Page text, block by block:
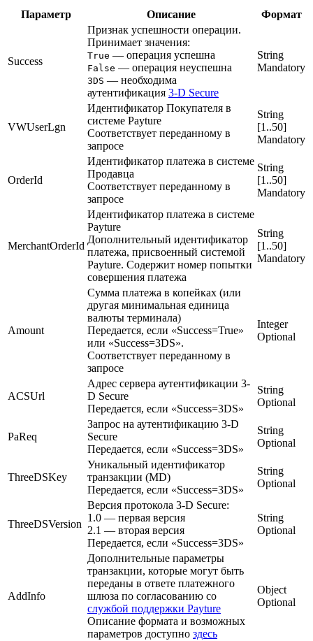
Параметр Описание Формат
Success
Признак успешности операции.
Принимает значения:
True — операция успешна
False — операция неуспешна
3DS — необходима
аутентификация 3‑D Secure
String
Mandatory
VWUserLgn
Идентификатор Покупателя в
системе Payture
Соответствует переданному в
запросе
String
[1..50]
Mandatory
OrderId
Идентификатор платежа в системе
Продавца
Соответствует переданному в
запросе
String
[1..50]
Mandatory
MerchantOrderId
Идентификатор платежа в системе
Payture
Дополнительный идентификатор
платежа, присвоенный системой
Payture. Содержит номер попытки
совершения платежа
String
[1..50]
Mandatory
Amount
Сумма платежа в копейках (или
другая минимальная единица
валюты терминала)
Передается, если «Success=True»
или «Success=3DS».
Соответствует переданному в
запросе
Integer
Optional
ACSUrl
Адрес сервера аутентификации 3-
D Secure
Передается, если «Success=3DS»
String
Optional
PaReq
Запрос на аутентификацию 3-D
Secure
Передается, если «Success=3DS»
String
Optional
ThreeDSKey
Уникальный идентификатор
транзакции (MD)
Передается, если «Success=3DS»
String
Optional
ThreeDSVersion
Версия протокола 3-D Secure:
1.0 — первая версия
2.1 — вторая версия
Передается, если «Success=3DS»
String
Optional
AddInfo
Дополнительные параметры
транзакции, которые могут быть
переданы в ответе платежного
шлюза по согласованию со
службой поддержки Payture
Описание формата и возможных
параметров доступно здесь
Object
Optional